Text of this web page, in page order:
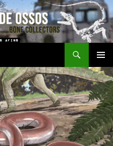
ferramentas
MENU